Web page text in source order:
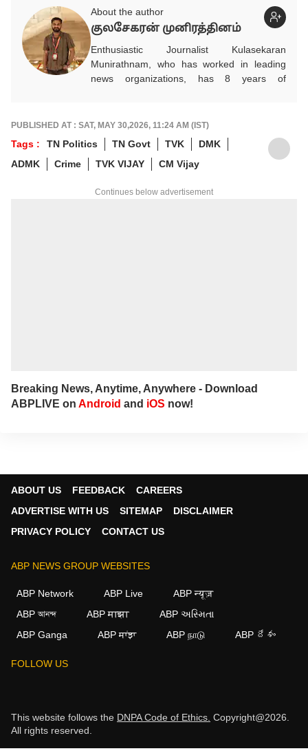
About the author
குலசேகரன் முனிரத்தினம்
Enthusiastic Journalist Kulasekaran
Munirathnam, who has worked in leading
news organizations, has 8 years of
completing his studies in Mechanical
Engineering. He researches and provides
accurate and detailed updated news on
automobiles, which play a vital role in
future savings, and infrastructure for
PUBLISHED AT : SAT, MAY 30,2026, 11:24 AM (IST)
Tags : TN Politics TN Govt TVK
DMK
ADMK
Crime TVK VIJAY CM Vijay
Continues below advertisement
Breaking News, Anytime, Anywhere - Download
ABPLIVE on Android and iOS now!
ABOUT US FEEDBACK
CAREERS
ADVERTISE WITH US
SITEMAP
DISCLAIMER
PRIVACY POLICY
CONTACT US
ABP NEWS GROUP WEBSITES
ABP Network ABP Live
ABP न्यूज़
ABP আনন্দ
ABP माझा
ABP અસ્મિતા
ABP Ganga
ABP ਸਾਂਝਾ ABP நாடு ABP దేశం
FOLLOW US
This website follows the DNPA Code of Ethics. Copyright@2026.
All rights reserved.